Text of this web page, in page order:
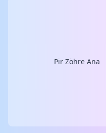
Pir Zöhre Ana